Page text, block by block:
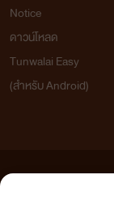
Notice
ดาวน์โหลด
Tunwalai Easy
(สำหรับ Android)
เว็บไซต์แห่งนี้ไม่ได้เห็นด้วยแ